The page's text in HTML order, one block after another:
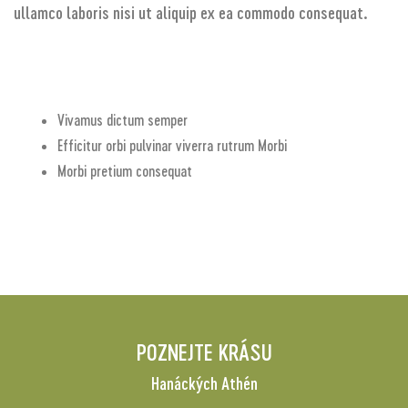
ullamco laboris nisi ut aliquip ex ea commodo consequat.
Vivamus dictum semper
Efficitur orbi pulvinar viverra rutrum Morbi
Morbi pretium consequat
POZNEJTE KRÁSU
Hanáckých Athén